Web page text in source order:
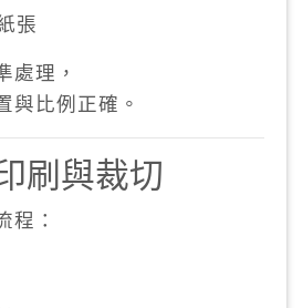
張
處理，
與比例正確。
刷與裁切
程：